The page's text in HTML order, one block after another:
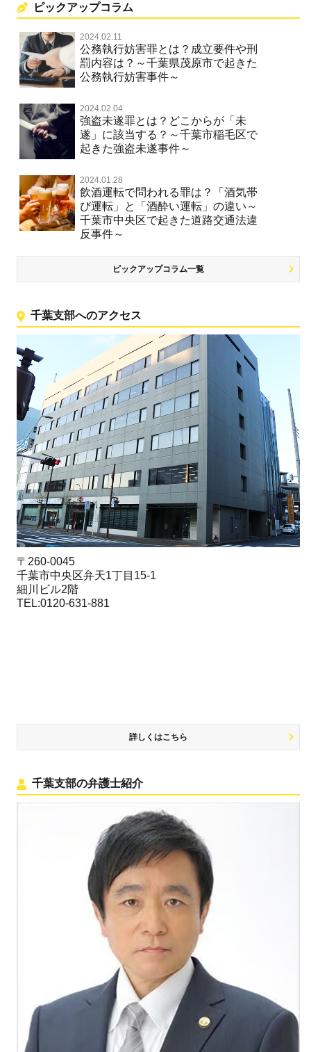
ピックアップコラム
2024.02.11
公務執行妨害罪とは？成立要件や刑
罰内容は？～千葉県茂原市で起きた
公務執行妨害事件～
2024.02.04
強盗未遂罪とは？どこからが「未
遂」に該当する？～千葉市稲毛区で
起きた強盗未遂事件～
2024.01.28
飲酒運転で問われる罪は？「酒気帯
び運転」と「酒酔い運転」の違い～
千葉市中央区で起きた道路交通法違
反事件～
ピックアップコラム一覧
千葉支部へのアクセス
〒260-0045
千葉市中央区弁天1丁目15-1
細川ビル2階
TEL:0120-631-881
詳しくはこちら
千葉支部の弁護士紹介